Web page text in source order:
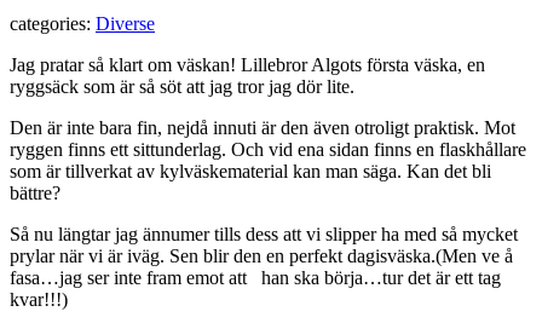
categories: Diverse
Jag pratar så klart om väskan! Lillebror Algots första väska, en
ryggsäck som är så söt att jag tror jag dör lite.
Den är inte bara fin, nejdå innuti är den även otroligt praktisk. Mot
ryggen finns ett sittunderlag. Och vid ena sidan finns en flaskhållare
som är tillverkat av kylväskematerial kan man säga. Kan det bli
bättre?
Så nu längtar jag ännumer tills dess att vi slipper ha med så mycket
prylar när vi är iväg. Sen blir den en perfekt dagisväska.(Men ve å
fasa…jag ser inte fram emot att han ska börja…tur det är ett tag
kvar!!!)